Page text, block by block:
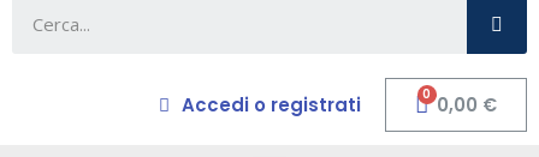
Accedi o registrati 0,00 €